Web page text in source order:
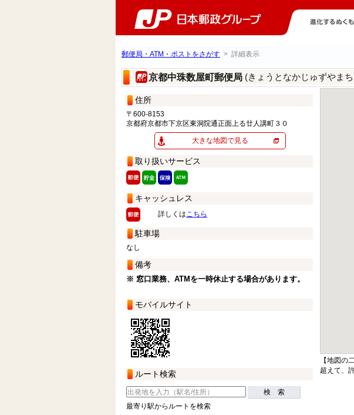
郵便局・ATM・ポストをさがす > 詳細表示
京都中珠数屋町郵便局 (きょうとなかじゅずやま
住所
〒600-8153
京都府京都市下京区東洞院通正面上る廿人講町３０
大きな地図で見る
取り扱いサービス
キャッシュレス
詳しくはこちら
駐車場
なし
備考
※ 窓口業務、ATMを一時休止する場合があります。
モバイルサイト
ルート検索
検 索
最寄り駅からルートを検索
【地図の
超えて、